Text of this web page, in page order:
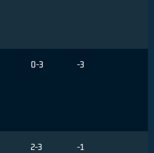
0-3 -3
2-3 -1